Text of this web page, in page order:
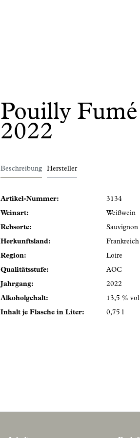
Pouilly
2022
Beschreibung Hersteller
Artikel-Nummer: 3134
Weinart: Weißwein
Rebsorte: Sauvignon
Herkunftsland: Frankreich
Region: Loire
Qualitätsstufe: AOC
Jahrgang: 2022
Alkoholgehalt: 13,5 %
Inhalt je Flasche in Liter: 0,75 l